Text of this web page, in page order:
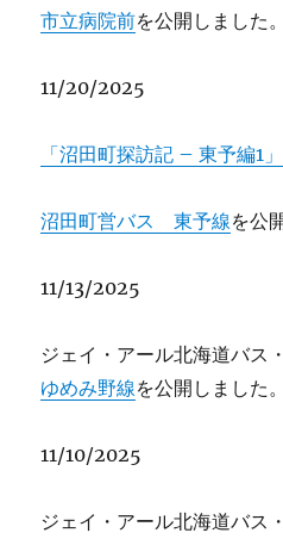
市立病院前を公開しました。
11/20/2025
「沼田町探訪記 – 東予編1」
沼田町営バス 東予線を公
11/13/2025
ジェイ・アール北海道バス
ゆめみ野線を公開しました。
11/10/2025
ジェイ・アール北海道バス・